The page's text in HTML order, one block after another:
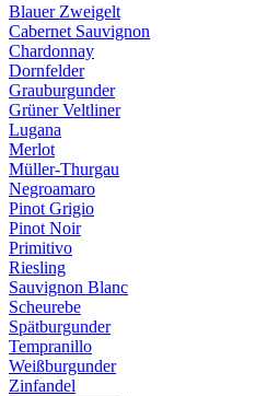
Blauer Zweigelt
Cabernet Sauvignon
Chardonnay
Dornfelder
Grauburgunder
Grüner Veltliner
Lugana
Merlot
Müller-Thurgau
Negroamaro
Pinot Grigio
Pinot Noir
Primitivo
Riesling
Sauvignon Blanc
Scheurebe
Spätburgunder
Tempranillo
Weißburgunder
Zinfandel